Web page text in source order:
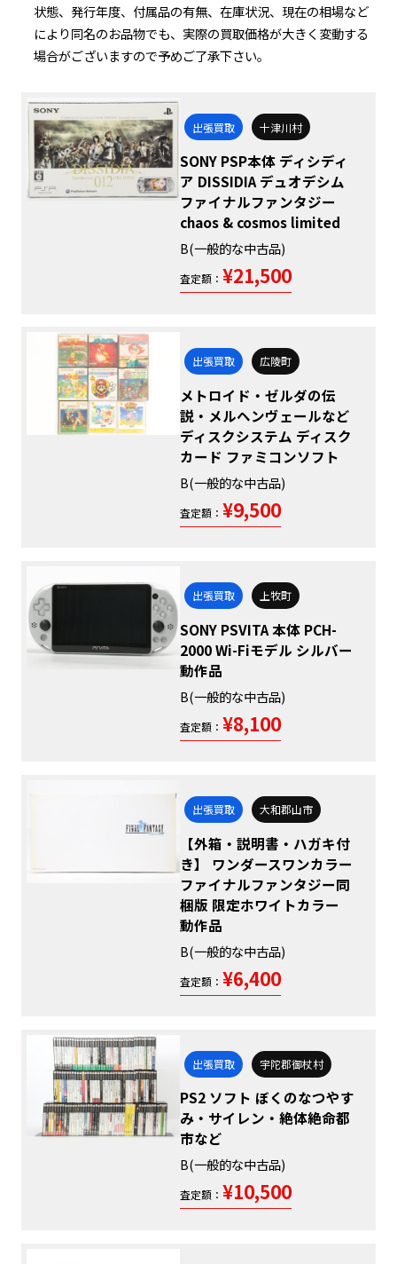
状態、発行年度、付属品の有無、在庫状況、現在の相場など
により同名のお品物でも、実際の買取価格が大きく変動する
場合がございますので予めご了承下さい。
出張買取 十津川村
SONY PSP本体 ディシディ
ア DISSIDIA デュオデシム
ファイナルファンタジー
chaos & cosmos limited
B(一般的な中古品)
査定額： ¥21,500
出張買取 広陵町
メトロイド・ゼルダの伝
説・メルヘンヴェールなど
ディスクシステム ディスク
カード ファミコンソフト
B(一般的な中古品)
査定額： ¥9,500
出張買取 上牧町
SONY PSVITA 本体 PCH-
2000 Wi-Fiモデル シルバー
動作品
B(一般的な中古品)
査定額： ¥8,100
出張買取 大和郡山市
【外箱・説明書・ハガキ付
き】 ワンダースワンカラー
ファイナルファンタジー同
梱版 限定ホワイトカラー
動作品
B(一般的な中古品)
査定額： ¥6,400
出張買取 宇陀郡御杖村
PS2 ソフト ぼくのなつやす
み・サイレン・絶体絶命都
市など
B(一般的な中古品)
査定額： ¥10,500